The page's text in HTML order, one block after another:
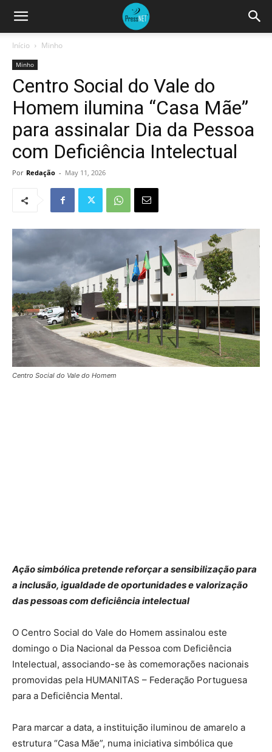
Início Minho
Minho
Centro Social do Vale do
Homem ilumina “Casa Mãe”
para assinalar Dia da Pessoa
com Deficiência Intelectual
Por Redação - May 11, 2026
Centro Social do Vale do Homem
Ação simbólica pretende reforçar a sensibilização para
a inclusão, igualdade de oportunidades e valorização
das pessoas com deficiência intelectual
O Centro Social do Vale do Homem assinalou este
domingo o Dia Nacional da Pessoa com Deficiência
Intelectual, associando-se às comemorações nacionais
promovidas pela HUMANITAS – Federação Portuguesa
para a Deficiência Mental.
Para marcar a data, a instituição iluminou de amarelo a
estrutura “Casa Mãe”, numa iniciativa simbólica que